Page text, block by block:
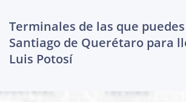
Terminales de las que
Santiago de Querétaro para
Luis Potosí